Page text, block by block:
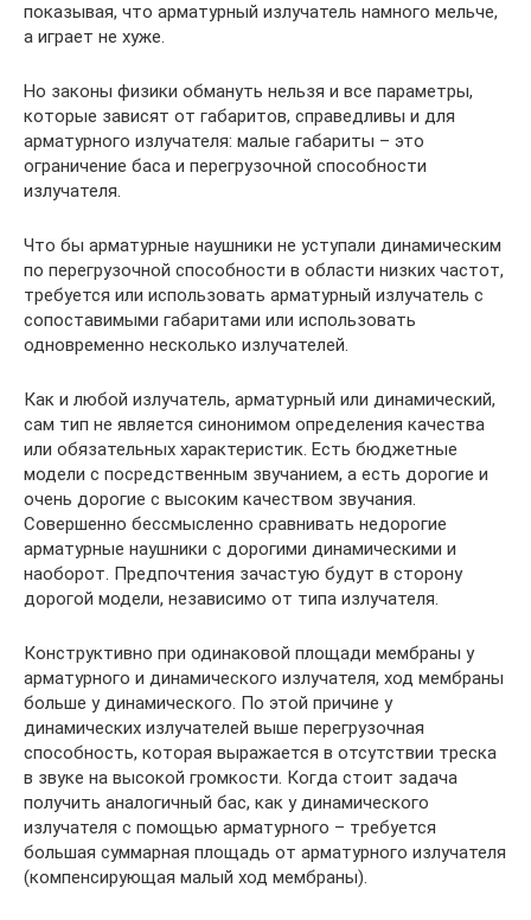
показывая, что арматурный излучатель намного мельче,
а играет не хуже.
Но законы физики обмануть нельзя и все параметры,
которые зависят от габаритов, справедливы и для
арматурного излучателя: малые габариты – это
ограничение баса и перегрузочной способности
излучателя.
Что бы арматурные наушники не уступали динамическим
по перегрузочной способности в области низких частот,
требуется или использовать арматурный излучатель с
сопоставимыми габаритами или использовать
одновременно несколько излучателей.
Как и любой излучатель, арматурный или динамический,
сам тип не является синонимом определения качества
или обязательных характеристик. Есть бюджетные
модели с посредственным звучанием, а есть дорогие и
очень дорогие с высоким качеством звучания.
Совершенно бессмысленно сравнивать недорогие
арматурные наушники с дорогими динамическими и
наоборот. Предпочтения зачастую будут в сторону
дорогой модели, независимо от типа излучателя.
Конструктивно при одинаковой площади мембраны у
арматурного и динамического излучателя, ход мембраны
больше у динамического. По этой причине у
динамических излучателей выше перегрузочная
способность, которая выражается в отсутствии треска
в звуке на высокой громкости. Когда стоит задача
получить аналогичный бас, как у динамического
излучателя с помощью арматурного – требуется
большая суммарная площадь от арматурного излучателя
(компенсирующая малый ход мембраны).